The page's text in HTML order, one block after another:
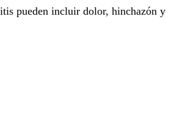
pueden incluir dolor, hinchazón y